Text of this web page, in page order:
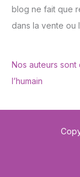
blog ne fait que
dans la vente ou
Nos auteurs sont
l’humain